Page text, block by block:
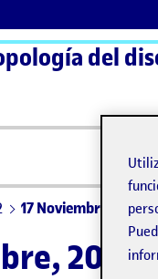
del
17 Noviembre, 2024
2024